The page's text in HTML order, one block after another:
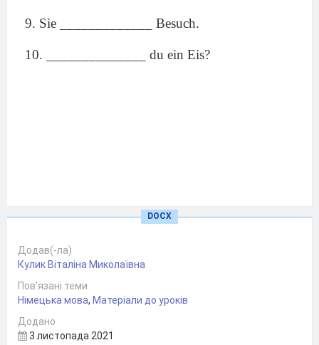
9. Sie _____________ Besuch.
10. ______________ du ein Eis?
DOCX
Додав(-ла)
Кулик Віталіна Миколаївна
Пов’язані теми
Німецька мова, Матеріали до уроків
Додано
3 листопада 2021